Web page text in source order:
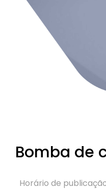
Bomba de
Horário de